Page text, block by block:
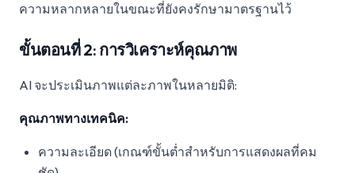
ความหลากหลายในขณะที่ยังคงรักษามาตรฐานไว้
ขั้นตอนที่ 2: การวิเคราะห์คุณภาพ
AI จะประเมินภาพแต่ละภาพในหลายมิติ:
คุณภาพทางเทคนิค:
ความละเอียด (เกณฑ์ขั้นต่ำสำหรับการแสดงผลที่คม